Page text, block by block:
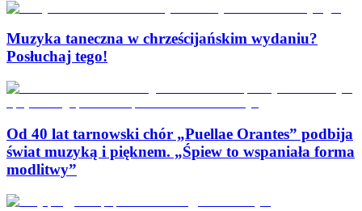
Muzyka taneczna w chrześcijańskim wydaniu?
Posłuchaj tego!
Od 40 lat tarnowski chór „Puellae Orantes” podbija
świat muzyką i pięknem. „Śpiew to wspaniała forma
modlitwy”